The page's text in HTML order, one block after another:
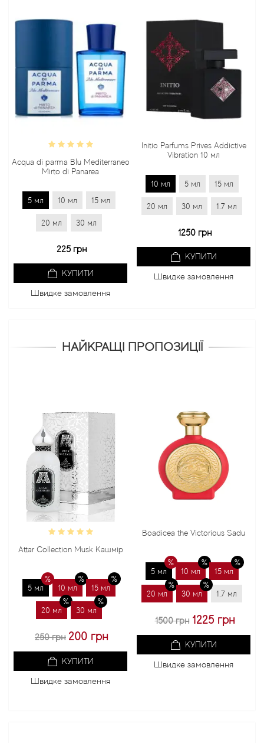
Acqua di parma Blu Mediterraneo
Mirto di Panarea
5 мл 10 мл 15 мл
20 мл 30 мл
225 грн
КУПИТИ
Швидке замовлення
Initio Parfums Prives Addictive
Vibration 10 мл
10 мл 5 мл 15 мл
20 мл 30 мл 1.7 мл
1250 грн
КУПИТИ
Швидке замовлення
НАЙКРАЩІ ПРОПОЗИЦІЇ
Attar Collection Musk Кашмір
5 мл 10 мл 15 мл
20 мл 30 мл
250 грн 200 грн
КУПИТИ
Швидке замовлення
Boadicea the Victorious Sadu
5 мл 10 мл 15 мл
20 мл 30 мл 1.7 мл
1500 грн 1225 грн
КУПИТИ
Швидке замовлення